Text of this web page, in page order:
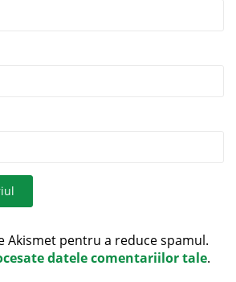
Akismet pentru a reduce spamul.
datele comentariilor tale.